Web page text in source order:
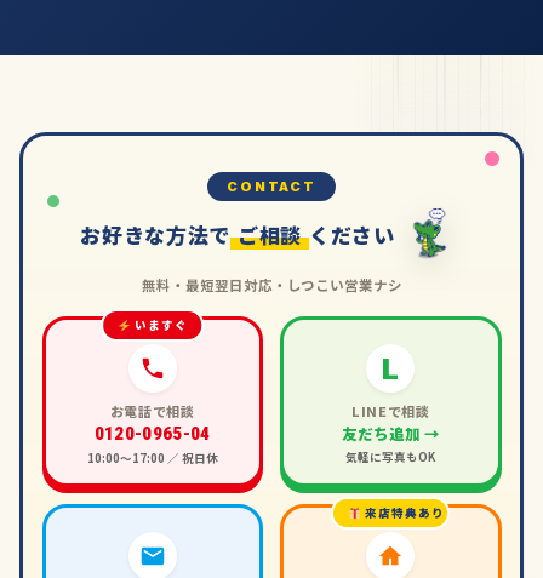
CONTACT
お好きな方法で ご相談 ください
無料・最短翌日対応・しつこい営業ナシ
いますぐ
お電話で相談
0120-0965-04
10:00〜17:00 ／ 祝日休
L
LINEで相談
友だち追加 →
気軽に写真もOK
来店特典あり